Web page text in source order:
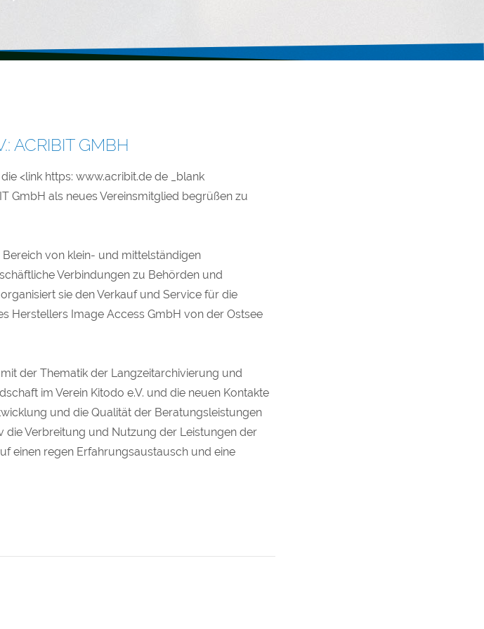
ACRIBIT GMBH
<link https: www.acribit.de de _blank
GmbH als neues Vereinsmitglied begrüßen zu
von klein- und mittelständigen
Verbindungen zu Behörden und
sie den Verkauf und Service für die
Herstellers Image Access GmbH von der Ostsee
der Thematik der Langzeitarchivierung und
im Verein Kitodo e.V. und die neuen Kontakte
und die Qualität der Beratungsleistungen
die Verbreitung und Nutzung der Leistungen der
einen regen Erfahrungsaustausch und eine